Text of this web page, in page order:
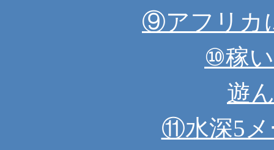
⑨アフリカ
⑩稼
遊
⑪水深5メ